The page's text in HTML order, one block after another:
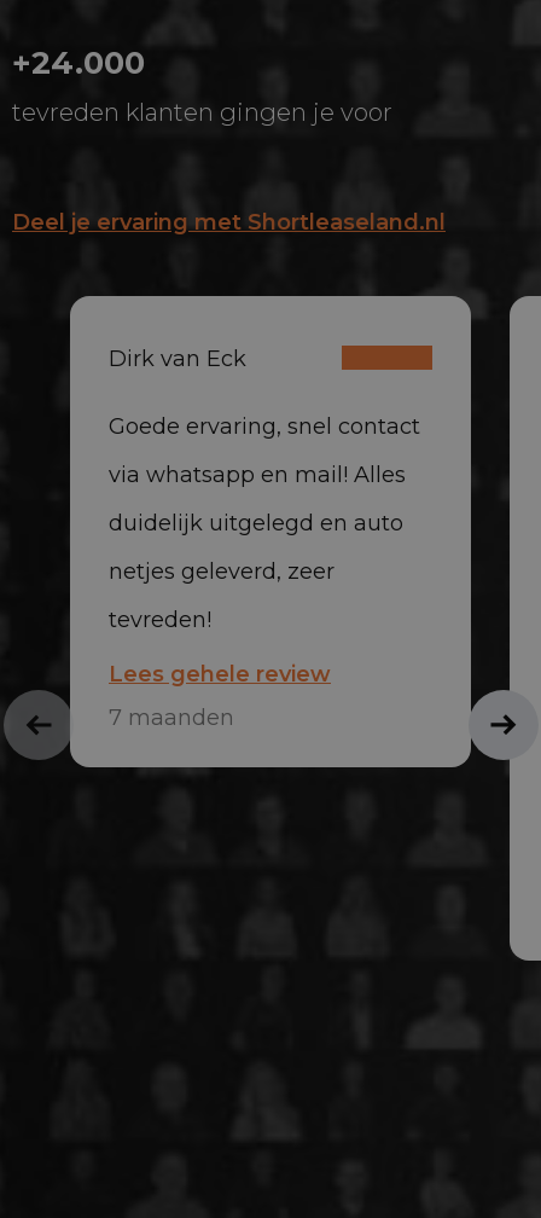
+24.000
tevreden klanten gingen je voor
Deel je ervaring met Shortleaseland.nl
Dirk van Eck
Goede ervaring, snel contact
via whatsapp en mail! Alles
duidelijk uitgelegd en auto
netjes geleverd, zeer
tevreden!
Lees gehele review
7 maanden